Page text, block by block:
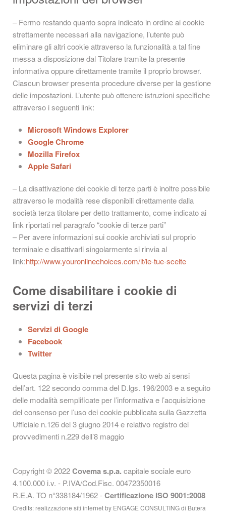
– Fermo restando quanto sopra indicato in ordine ai cookie
strettamente necessari alla navigazione, l’utente può
eliminare gli altri cookie attraverso la funzionalità a tal fine
messa a disposizione dal Titolare tramite la presente
informativa oppure direttamente tramite il proprio browser.
Ciascun browser presenta procedure diverse per la gestione
delle impostazioni. L’utente può ottenere istruzioni specifiche
attraverso i seguenti link:
Microsoft Windows Explorer
Google Chrome
Mozilla Firefox
Apple Safari
– La disattivazione dei cookie di terze parti è inoltre possibile
attraverso le modalità rese disponibili direttamente dalla
società terza titolare per detto trattamento, come indicato ai
link riportati nel paragrafo “cookie di terze parti”
– Per avere informazioni sui cookie archiviati sul proprio
terminale e disattivarli singolarmente si rinvia al
link:http://www.youronlinechoices.com/it/le-tue-scelte
Come disabilitare i cookie di
servizi di terzi
Servizi di Google
Facebook
Twitter
Questa pagina è visibile nel presente sito web ai sensi
dell’art. 122 secondo comma del D.lgs. 196/2003 e a seguito
delle modalità semplificate per l’informativa e l’acquisizione
del consenso per l’uso dei cookie pubblicata sulla Gazzetta
Ufficiale n.126 del 3 giugno 2014 e relativo registro dei
provvedimenti n.229 dell’8 maggio
Copyright © 2022Covema s.p.a. capitale sociale euro
4.100.000 i.v. - P.IVA/Cod.Fisc. 00472350016
R.E.A. TO n°338184/1962 -Certificazione ISO 9001:2008
Credits: realizzazione siti internet by ENGAGE CONSULTING di Butera